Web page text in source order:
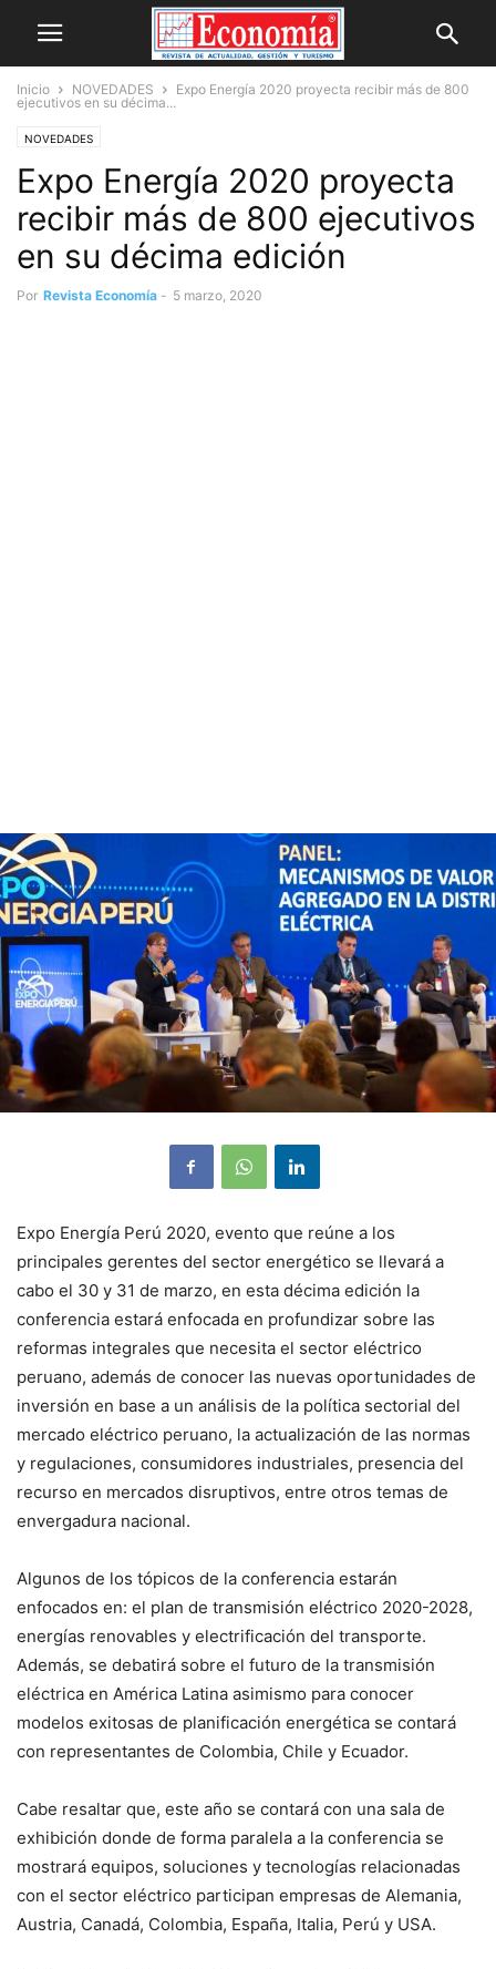
Inicio NOVEDADES
Expo Energía 2020 proyecta recibir más de 800
ejecutivos en su décima...
NOVEDADES
Expo Energía 2020 proyecta
recibir más de 800 ejecutivos
en su décima edición
Por Revista Economía - 5 marzo, 2020
Expo Energía Perú 2020, evento que reúne a los
principales gerentes del sector energético se llevará a
cabo el 30 y 31 de marzo, en esta décima edición la
conferencia estará enfocada en profundizar sobre las
reformas integrales que necesita el sector eléctrico
peruano, además de conocer las nuevas oportunidades de
inversión en base a un análisis de la política sectorial del
mercado eléctrico peruano, la actualización de las normas
y regulaciones, consumidores industriales, presencia del
recurso en mercados disruptivos, entre otros temas de
envergadura nacional.
Algunos de los tópicos de la conferencia estarán
enfocados en: el plan de transmisión eléctrico 2020-2028,
energías renovables y electrificación del transporte.
Además, se debatirá sobre el futuro de la transmisión
eléctrica en América Latina asimismo para conocer
modelos exitosas de planificación energética se contará
con representantes de Colombia, Chile y Ecuador.
Cabe resaltar que, este año se contará con una sala de
exhibición donde de forma paralela a la conferencia se
mostrará equipos, soluciones y tecnologías relacionadas
con el sector eléctrico participan empresas de Alemania,
Austria, Canadá, Colombia, España, Italia, Perú y USA.